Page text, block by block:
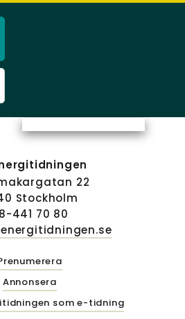
22
40 Stockholm
441 70 80
Annonsera
som e-tidning